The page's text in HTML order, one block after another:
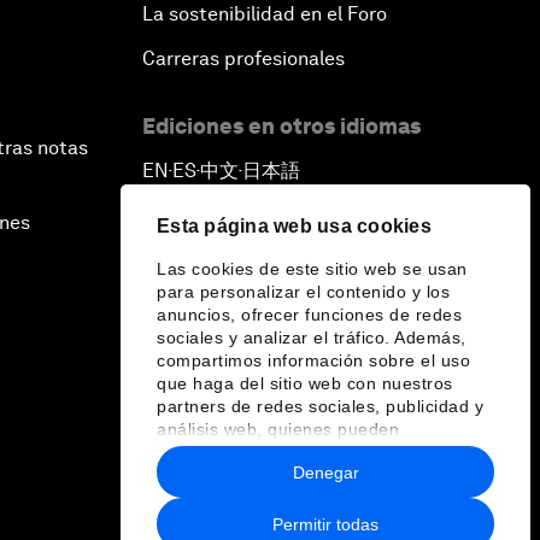
Esta página web usa cookies
Las cookies de este sitio web se usan
para personalizar el contenido y los
anuncios, ofrecer funciones de redes
sociales y analizar el tráfico. Además,
compartimos información sobre el uso
que haga del sitio web con nuestros
partners de redes sociales, publicidad y
análisis web, quienes pueden
combinarla con otra información que les
haya proporcionado o que hayan
recopilado a partir del uso que haya
hecho de sus servicios.
Permitir todas
Denegar
notas
La sostenibilidad en el Foro
Carreras profesionales
Ediciones en otros idiomas
EN ▪ ES▪中文▪ 日本語